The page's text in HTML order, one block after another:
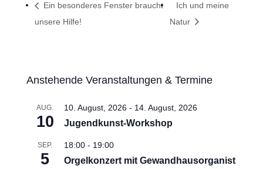
Ein besonderes Fenster braucht
unsere Hilfe!
Ich und meine
Natur
Anstehende Veranstaltungen & Termine
AUG.
10
10. August, 2026- 14. August, 2026
Jugendkunst-Workshop
SEP.
5
18:00- 19:00
Orgelkonzert mit Gewandhausorganist